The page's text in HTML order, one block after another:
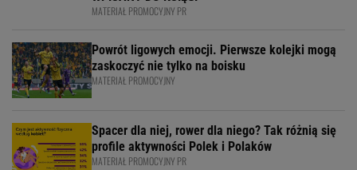
MATERIAŁ PROMOCYJNY PR
Powrót ligowych emocji. Pierwsze kolejki mogą
zaskoczyć nie tylko na boisku
MATERIAŁ PROMOCYJNY
Spacer dla niej, rower dla niego? Tak różnią się
profile aktywności Polek i Polaków
MATERIAŁ PROMOCYJNY PR